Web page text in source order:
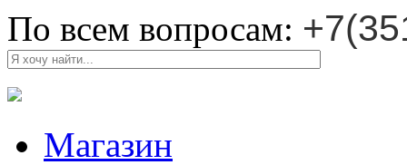
По всем вопросам:
Магазин